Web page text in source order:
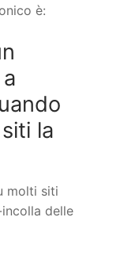
è:
la
molti siti
delle